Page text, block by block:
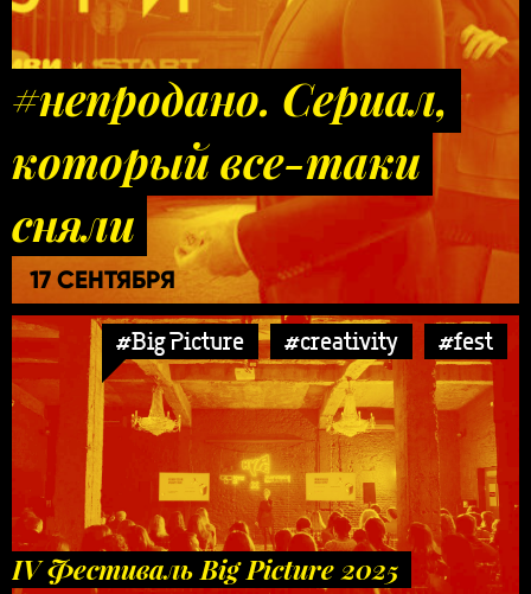
#непродано. Сериал,
который все-таки
сняли
17 СЕНТЯБРЯ
#Big Picture #creativity #fest
IV Фестиваль Big Picture 2025